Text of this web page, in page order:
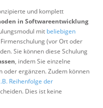
und komplett
in Softwareentwicklung
mit beliebigen
(vor Ort oder
Sie können diese Schulung
, indem Sie einzelne
oder ergänzen. Zudem können
Reihenfolge der
Dies ist keine